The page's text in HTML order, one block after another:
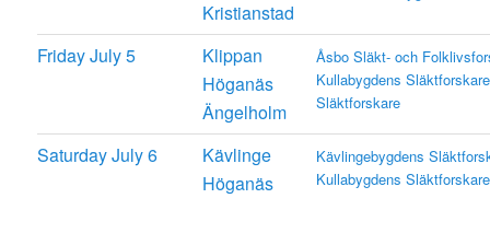
Kristianstad
Friday July 5
Klippan
Höganäs
Ängelholm
Åsbo Släkt- och
Kullabygdens Släktforskare
Släktforskare
Saturday July 6
Kävlinge
Höganäs
Kävlingebygdens
Kullabygdens Släktforskare